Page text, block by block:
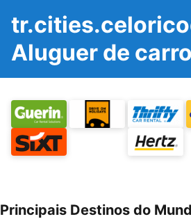
Aluguer de
Principais Destinos do